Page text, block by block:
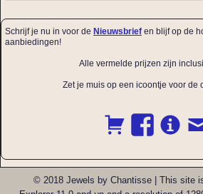
Schrijf je nu in voor de Nieuwsbrief en blijf op de
aanbiedingen!
Alle vermelde prijzen zijn
Zet je muis op een icoontje voor de
© 2018 Jewels by Chantisse | This site